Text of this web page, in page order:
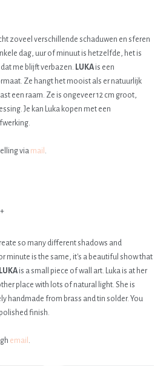
zoveel verschillende schaduwen en sferen
dag, uur of minuut is hetzelfde, het is
me blijft verbazen. LUKA is een
Ze hangt het mooist als er natuurlijk
een raam. Ze is ongeveer 12 cm groot,
Je kan Luka kopen met een
via mail .
so many different shadows and
minute is the same, it's a beautiful show that
LUKA is a small piece of wall art. Luka is at her
place with lots of natural light. She is
handmade from brass and tin solder. You
finish.
email .